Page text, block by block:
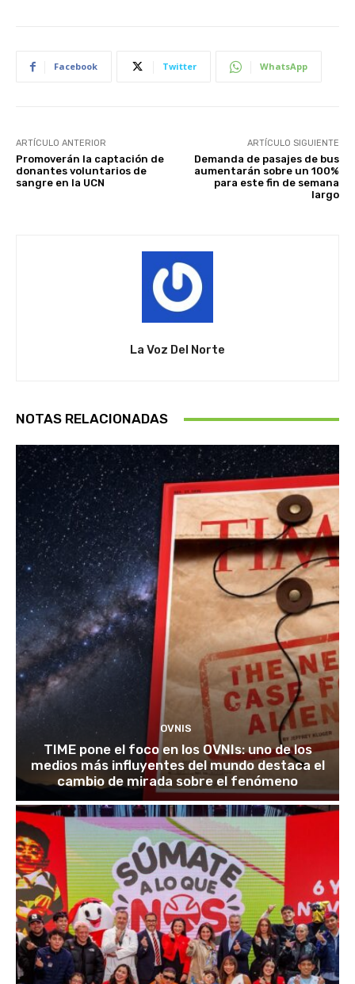
Facebook Twitter WhatsApp
ARTÍCULO ANTERIOR
Promoverán la captación de
donantes voluntarios de
sangre en la UCN
ARTÍCULO SIGUIENTE
Demanda de pasajes de bus
aumentarán sobre un 100%
para este fin de semana
largo
La Voz Del Norte
NOTAS RELACIONADAS
OVNIS
TIME pone el foco en los OVNIs: uno de los
medios más influyentes del mundo destaca el
cambio de mirada sobre el fenómeno